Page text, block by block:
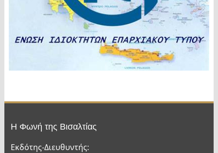
Η Φωνή της Βισαλτίας
Εκδότης-Διευθυντής: